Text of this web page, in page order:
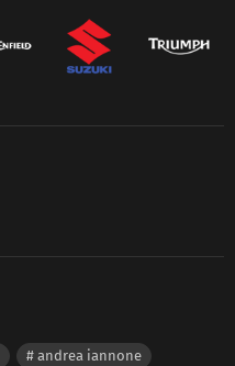
andrea iannone